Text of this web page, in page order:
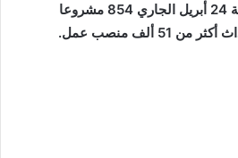
بذلك، والبالغ عددها إلى غاية 24 أبريل الجاري 854 مشروعا
ألف منصب عمل.